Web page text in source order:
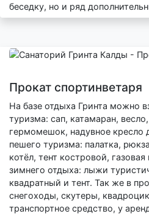
беседку, но и ряд
Прокат спортинветаря
На базе отдыха Гринта можно
туризма: сап, катамаран,
гермомешок, надувное кресло
пешего туризма: палатка,
котёл, тент костровой,
зимнего отдыха: лыжи
квадратный и тент. Так же в
снегоходы, скутеры,
транспортное средство, у